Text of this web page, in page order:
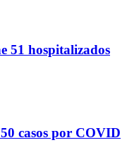
51 hospitalizados
casos por COVID